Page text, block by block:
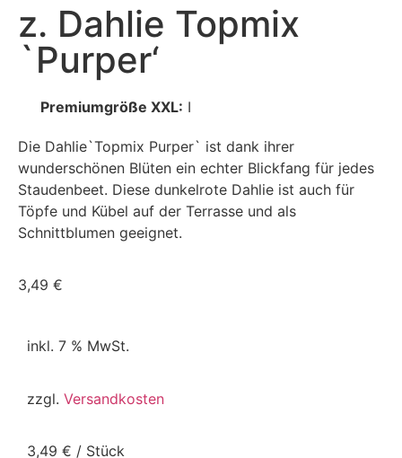
z. Dahlie Topmix
`Purper‘
Premiumgröße XXL: I
Die Dahlie`Topmix Purper` ist dank ihrer
wunderschönen Blüten ein echter Blickfang für jedes
Staudenbeet. Diese dunkelrote Dahlie ist auch für
Töpfe und Kübel auf der Terrasse und als
Schnittblumen geeignet.
3,49 €
inkl. 7 % MwSt.
zzgl. Versandkosten
3,49 € / Stück